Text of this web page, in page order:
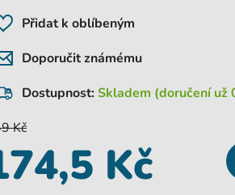
Přidat k oblíbeným
Doporučit známému
Dostupnost:Skladem (doručení už
Kč
Kč